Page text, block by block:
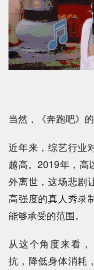
当然，《奔跑吧》
近年来，综艺行业
越高。2019年，高
外离世，这场悲剧
高强度的真人秀录
能够承受的范围。
从这个角度来看
抗，降低身体消耗